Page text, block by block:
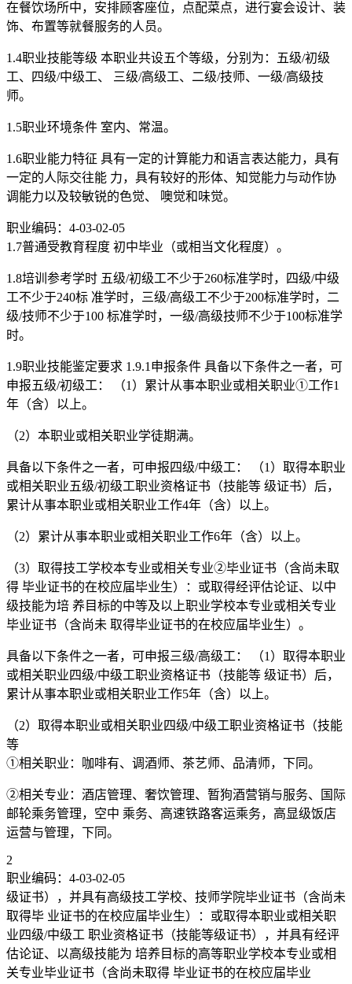
在餐饮场所中，安排顾客座位，点配菜点，进行宴会设计、装
饰、布置等就餐服务的人员。
1.4职业技能等级 本职业共设五个等级，分别为：五级/初级
工、四级/中级工、 三级/高级工、二级/技师、一级/高级技
师。
1.5职业环境条件 室内、常温。
1.6职业能力特征 具有一定的计算能力和语言表达能力，具有
一定的人际交往能 力，具有较好的形体、知觉能力与动作协
调能力以及较敏锐的色觉、 噢觉和味觉。
职业编码：4-03-02-05
1.7普通受教育程度 初中毕业（或相当文化程度）。
1.8培训参考学时 五级/初级工不少于260标准学时，四级/中级
工不少于240标 准学时，三级/高级工不少于200标准学时，二
级/技师不少于100 标准学时，一级/高级技师不少于100标准学
时。
1.9职业技能鉴定要求 1.9.1申报条件 具备以下条件之一者，可
申报五级/初级工： （1）累计从事本职业或相关职业①工作1
年（含）以上。
（2）本职业或相关职业学徒期满。
具备以下条件之一者，可申报四级/中级工： （1）取得本职业
或相关职业五级/初级工职业资格证书（技能等 级证书）后，
累计从事本职业或相关职业工作4年（含）以上。
（2）累计从事本职业或相关职业工作6年（含）以上。
（3）取得技工学校本专业或相关专业②毕业证书（含尚未取
得 毕业证书的在校应届毕业生）：或取得经评估论证、以中
级技能为培 养目标的中等及以上职业学校本专业或相关专业
毕业证书（含尚未 取得毕业证书的在校应届毕业生）。
具备以下条件之一者，可申报三级/高级工： （1）取得本职业
或相关职业四级/中级工职业资格证书（技能等 级证书）后，
累计从事本职业或相关职业工作5年（含）以上。
（2）取得本职业或相关职业四级/中级工职业资格证书（技能
等
①相关职业：咖啡有、调酒师、茶艺师、品清师，下同。
②相关专业：酒店管理、奢饮管理、暂狗酒营销与服务、国际
邮轮乘务管理，空中 乘务、高速铁路客运乘务，高显级饭店
运营与管理，下同。
2
职业编码：4-03-02-05
级证书），并具有高级技工学校、技师学院毕业证书（含尚未
取得毕 业证书的在校应届毕业生）：或取得本职业或相关职
业四级/中级工 职业资格证书（技能等级证书），并具有经评
估论证、以高级技能为 培养目标的高等职业学校本专业或相
关专业毕业证书（含尚未取得 毕业证书的在校应届毕业